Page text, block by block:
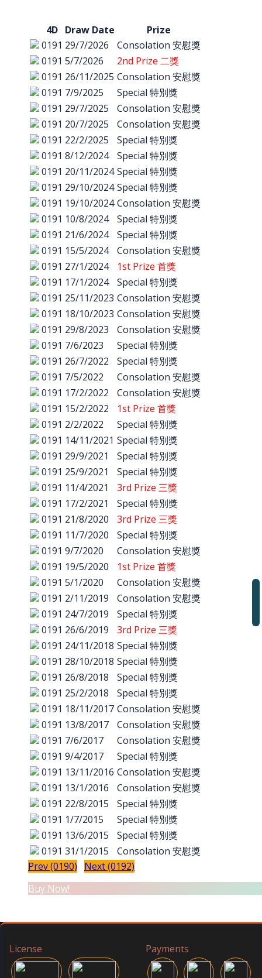
4D Draw Date
Prize
0191 29/7/2026
Consolation 安慰獎
0191 5/7/2026
2nd Prize 二獎
0191 26/11/2025 Consolation 安慰獎
0191 7/9/2025
Special 特別獎
0191 29/7/2025
Consolation 安慰獎
0191 20/7/2025
Consolation 安慰獎
0191 22/2/2025
Special 特別獎
0191 8/12/2024
Special 特別獎
0191 20/11/2024 Special 特別獎
0191 29/10/2024 Special 特別獎
0191 19/10/2024 Consolation 安慰獎
0191 10/8/2024
Special 特別獎
0191 21/6/2024
Special 特別獎
0191 15/5/2024
Consolation 安慰獎
0191 27/1/2024
1st Prize 首獎
0191 17/1/2024
Special 特別獎
0191 25/11/2023 Consolation 安慰獎
0191 18/10/2023 Consolation 安慰獎
0191 29/8/2023
Consolation 安慰獎
0191 7/6/2023
Special 特別獎
0191 26/7/2022
Special 特別獎
0191 7/5/2022
Consolation 安慰獎
0191 17/2/2022
Consolation 安慰獎
0191 15/2/2022
1st Prize 首獎
0191 2/2/2022
Special 特別獎
0191 14/11/2021 Special 特別獎
0191 29/9/2021
Special 特別獎
0191 25/9/2021
Special 特別獎
0191 11/4/2021
3rd Prize 三獎
0191 17/2/2021
Special 特別獎
0191 21/8/2020
3rd Prize 三獎
0191 11/7/2020
Special 特別獎
0191 9/7/2020
Consolation 安慰獎
0191 19/5/2020
1st Prize 首獎
0191 5/1/2020
Consolation 安慰獎
0191 2/11/2019
Consolation 安慰獎
0191 24/7/2019
Special 特別獎
0191 26/6/2019
3rd Prize 三獎
0191 24/11/2018 Special 特別獎
0191 28/10/2018 Special 特別獎
0191 26/8/2018
Special 特別獎
0191 25/2/2018
Special 特別獎
0191 18/11/2017 Consolation 安慰獎
0191 13/8/2017
Consolation 安慰獎
0191 7/6/2017
Consolation 安慰獎
0191 9/4/2017
Special 特別獎
0191 13/11/2016 Consolation 安慰獎
0191 13/1/2016
Consolation 安慰獎
0191 22/8/2015
Special 特別獎
0191 1/7/2015
Special 特別獎
0191 13/6/2015
Special 特別獎
0191 31/1/2015
Consolation 安慰獎
Prev (0190)
Next (0192)
Buy Now!
License Payments